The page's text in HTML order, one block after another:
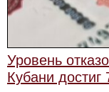
Уровень
Кубани достиг